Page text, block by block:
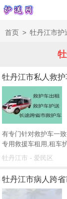
首页 > 牡丹江市护
牡丹江市私人救
有专门针对救护车一
专用救援车租用,租车
牡丹江市 - 爱民区
牡丹江市病人跨